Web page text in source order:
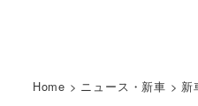
Home > ニュース・新車 > 新